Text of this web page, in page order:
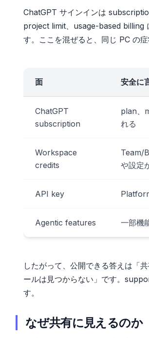
ChatGPT サインインは
project limit、usage-based billing
す。ここを混ぜると、同じ PC の
面 安全に
ChatGPT
subscription
plan、
れる
Workspace
credits
Team/
や設定
API key
Agentic features 一部機
したがって、公開できる答えは「
ールは見つからない」です。
す。
なぜ共有に見えるのか